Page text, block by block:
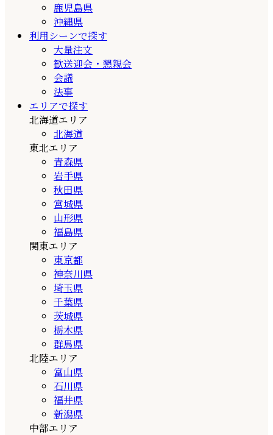
鹿児島県
沖縄県
利用シーンで探す
大量注文
歓送迎会・懇親会
会議
法事
エリアで探す
北海道エリア
北海道
東北エリア
青森県
岩手県
秋田県
宮城県
山形県
福島県
関東エリア
東京都
神奈川県
埼玉県
千葉県
茨城県
栃木県
群馬県
北陸エリア
富山県
石川県
福井県
新潟県
中部エリア